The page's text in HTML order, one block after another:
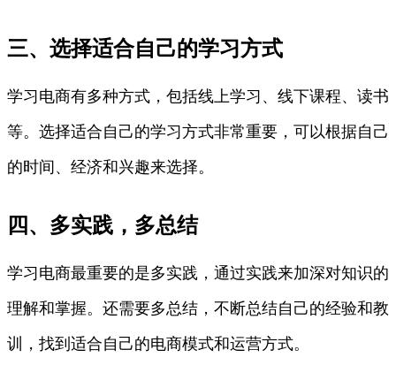
三、选择适合自己的学习方式
学习电商有多种方式，包括线上学习、线下课程、读书
等。选择适合自己的学习方式非常重要，可以根据自己
的时间、经济和兴趣来选择。
四、多实践，多总结
学习电商最重要的是多实践，通过实践来加深对知识的
理解和掌握。还需要多总结，不断总结自己的经验和教
训，找到适合自己的电商模式和运营方式。